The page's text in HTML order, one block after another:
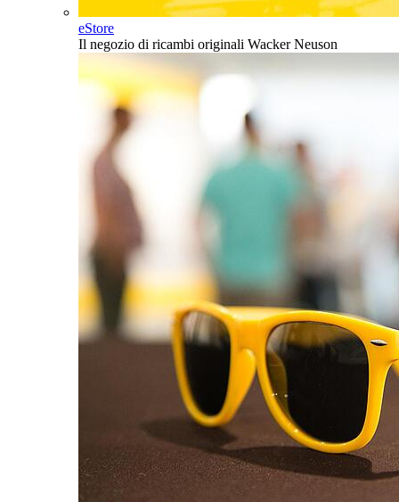
eStore
Il negozio di ricambi originali Wacker Neuson